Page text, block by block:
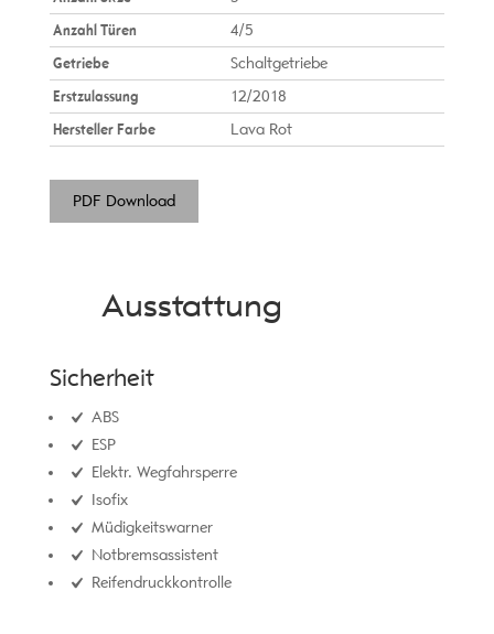
Anzahl Türen
4/5
Getriebe
Schaltgetriebe
Erstzulassung
12/2018
Hersteller Farbe
Lava Rot
PDF Download
Ausstattung
Sicherheit
ABS
ESP
Elektr. Wegfahrsperre
Isofix
Müdigkeitswarner
Notbremsassistent
Reifendruckkontrolle